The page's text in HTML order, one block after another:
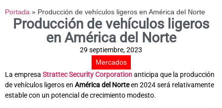
Portada » Producción de vehículos ligeros en América del Norte
Producción de vehículos ligeros
en América del Norte
29 septiembre, 2023
Mercados
La empresa Strattec Security Corporationanticipa que la producción
de vehículos ligeros en América del Norteen 2024 será relativamente
estable con un potencial de crecimiento modesto.